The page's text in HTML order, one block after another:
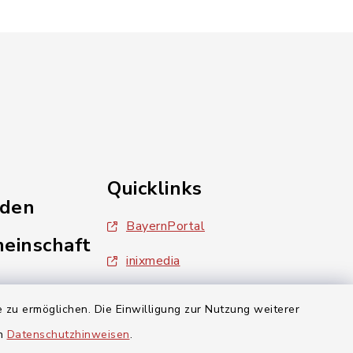
ermöglichen. Die Einwilligung zur Nutzung weiterer
Datenschutzhinweisen.
Quicklinks
BayernPortal
inixmedia